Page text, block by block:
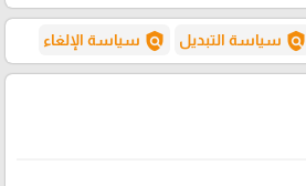
policy سياسة التبديل policy سياسة الإلغاء